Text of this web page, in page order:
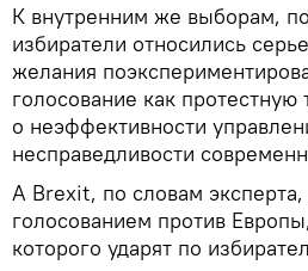
К внутренним же выборам,
избиратели относились
желания
голосование как протестную
о неэффективности
несправедливости
А Brexit, по словам
голосованием против
которого ударят по